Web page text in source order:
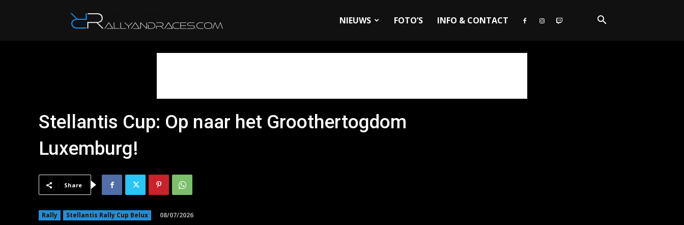
NIEUWS FOTO’S INFO & CONTACT
Stellantis Cup: Op naar het Groothertogdom
Luxemburg!
Share
Rally Stellantis Rally Cup Belux 08/07/2026